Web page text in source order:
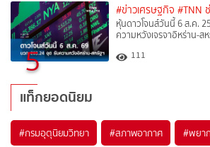
5
#ข่าวเศรษฐกิจ #TNN
หุ้นดาวโจนส์วันนี้ 6 ส.ค.
ความหวังเจรจาอิหร่าน-ส
111
แท็กยอดนิยม
#กรมอุตุนิยมวิทยา #สภาพอากาศ #พยา